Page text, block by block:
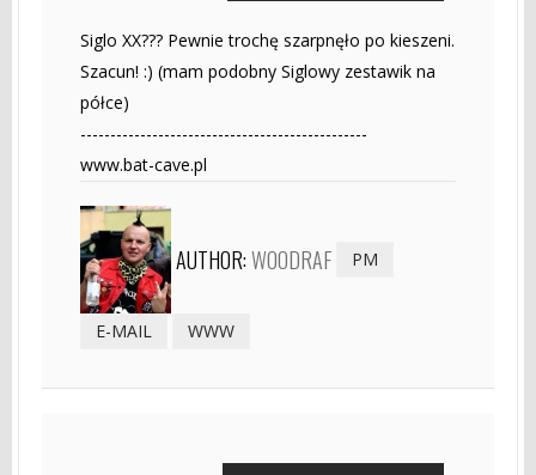
Siglo XX??? Pewnie trochę szarpnęło po kieszeni.
Szacun! :) (mam podobny Siglowy zestawik na
półce)
------------------------------------------------
www.bat-cave.pl
AUTHOR:WOODRAF PM
E-MAIL WWW